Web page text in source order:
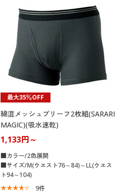
最大35％OFF
綿混メッシュブリーフ2枚組(SARARI
MAGIC)(吸水速乾)
1,133円～
■カラー/2色展開
■サイズ/M(ウエスト76～84)～LL(ウエス
ト94～104)
9件